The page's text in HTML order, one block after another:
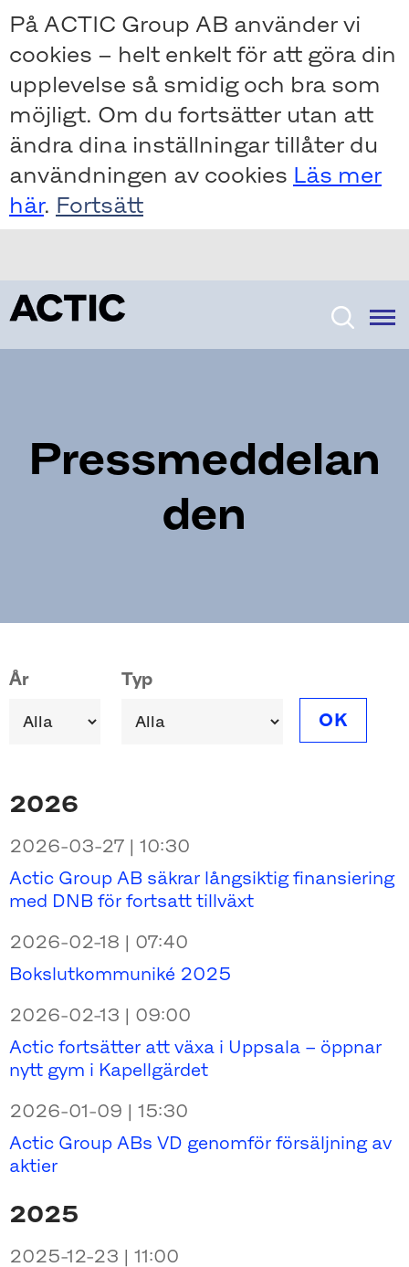
Skip
to
main
content
Skip
to
main
content
På ACTIC Group AB använder vi
cookies – helt enkelt för att göra din
upplevelse så smidig och bra som
möjligt. Om du fortsätter utan att
ändra dina inställningar tillåter du
användningen av cookies Läs mer
här.
Pressmeddelan
den
År Typ
OK
2026
2026-03-27 | 10:30
Actic Group AB säkrar långsiktig finansiering
med DNB för fortsatt tillväxt
2026-02-18 | 07:40
Bokslutkommuniké 2025
2026-02-13 | 09:00
Actic fortsätter att växa i Uppsala – öppnar
nytt gym i Kapellgärdet
2026-01-09 | 15:30
Actic Group ABs VD genomför försäljning av
aktier
2025
2025-12-23 | 11:00
Pagination